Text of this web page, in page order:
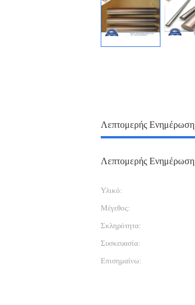
Λεπτομερής Ενημέρωση
Λεπτομερής Ενημέρωση
Υλικό:
Μέγεθος:
Σκληρότητα:
Συσκευασία:
Επισημαίνω: